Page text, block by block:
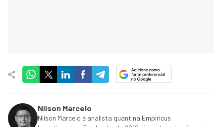
Nilson Marcelo
Nilson Marcelo é analista quant na Empiricus